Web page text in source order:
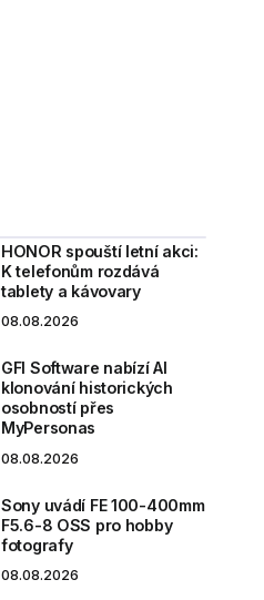
HONOR spouští letní akci:
K telefonům rozdává
tablety a kávovary
08.08.2026
GFI Software nabízí AI
klonování historických
osobností přes
MyPersonas
08.08.2026
Sony uvádí FE 100-400mm
F5.6-8 OSS pro hobby
fotografy
08.08.2026